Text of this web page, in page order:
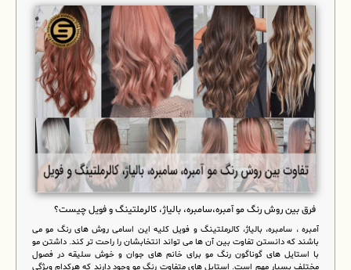
فرق بین روش رنگ مو آمبره،سامبره، بالیاژ، کالرملتینگ و فویل چیست؟
آمبره ، سامبره، بالیاژ، کالرملتینگ و فویل کلیه این اسامی روش های رنگ مو می
باشند که دانستن تفاوت بین آن ها می تواند انتخابشان را راحت تر کند. داشتن مو
با استایل های گوناگون رنگ مو برای خانم های جوان و خوش سلیقه در فصول
مختلف بسیار مهم است. استایل های متفاوت رنگ مو وجود دارند که هرکدام ویژگی